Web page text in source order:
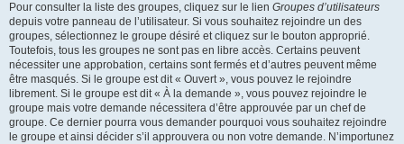
Pour consulter la liste des groupes, cliquez sur le lien Groupes d’utilisateurs
depuis votre panneau de l’utilisateur. Si vous souhaitez rejoindre un des
groupes, sélectionnez le groupe désiré et cliquez sur le bouton approprié.
Toutefois, tous les groupes ne sont pas en libre accès. Certains peuvent
nécessiter une approbation, certains sont fermés et d’autres peuvent même
être masqués. Si le groupe est dit « Ouvert », vous pouvez le rejoindre
librement. Si le groupe est dit « À la demande », vous pouvez rejoindre le
groupe mais votre demande nécessitera d’être approuvée par un chef de
groupe. Ce dernier pourra vous demander pourquoi vous souhaitez rejoindre
le groupe et ainsi décider s’il approuvera ou non votre demande. N’importunez